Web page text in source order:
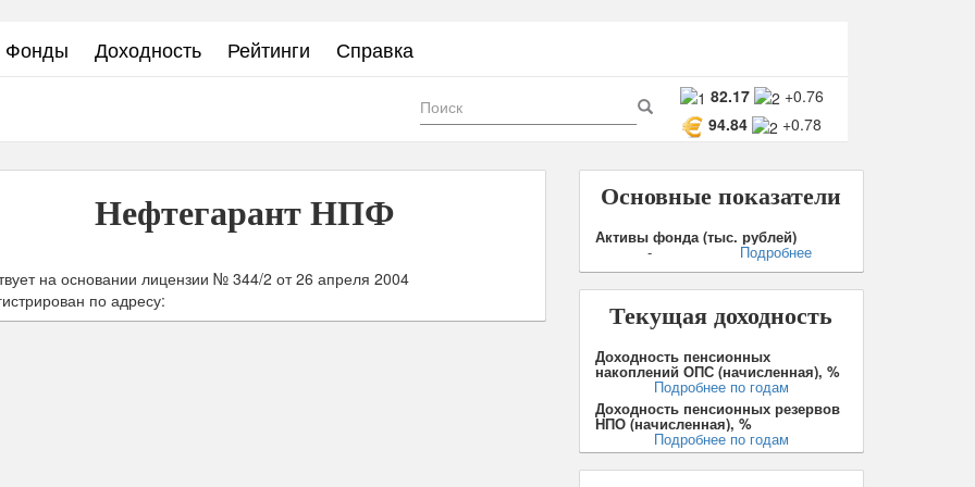
Фонды Доходность Рейтинги Справка
82.17
+0.76
94.84
+0.78
Форма
поиска Поиск
Нефтегарант НПФ
на основании лицензии № 344/2 от26 апреля 2004
по адресу:
Основные показатели
Активы фонда (тыс. рублей)
- Подробнее
Текущая доходность
Доходность пенсионных
накоплений ОПС (начисленная), %
Подробнее по годам
Доходность пенсионных резервов
НПО (начисленная), %
Подробнее по годам